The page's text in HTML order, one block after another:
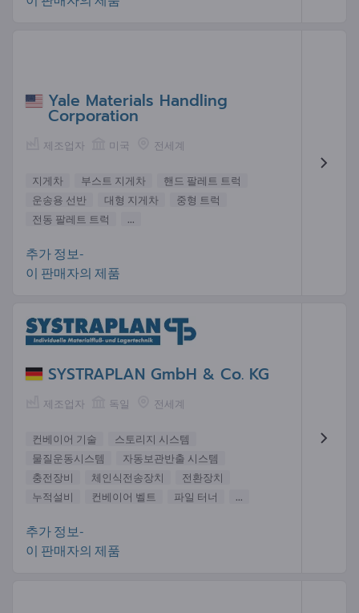
Yale Materials Handling
Corporation
제조업자 미국 전세계
지게차 부스트 지게차
핸드 팔레트 트럭
운송용 선반
대형 지게차
중형 트럭
전동 팔레트 트럭
...
추가 정보-
이 판매자의 제품
SYSTRAPLAN GmbH & Co. KG
제조업자 독일 전세계
컨베이어 기술
스토리지 시스템
물질운동시스템
자동보관반출 시스템
충전장비
체인식전송장치
전환장치
누적설비
컨베이어 벨트 파일 터너 ...
추가 정보-
이 판매자의 제품